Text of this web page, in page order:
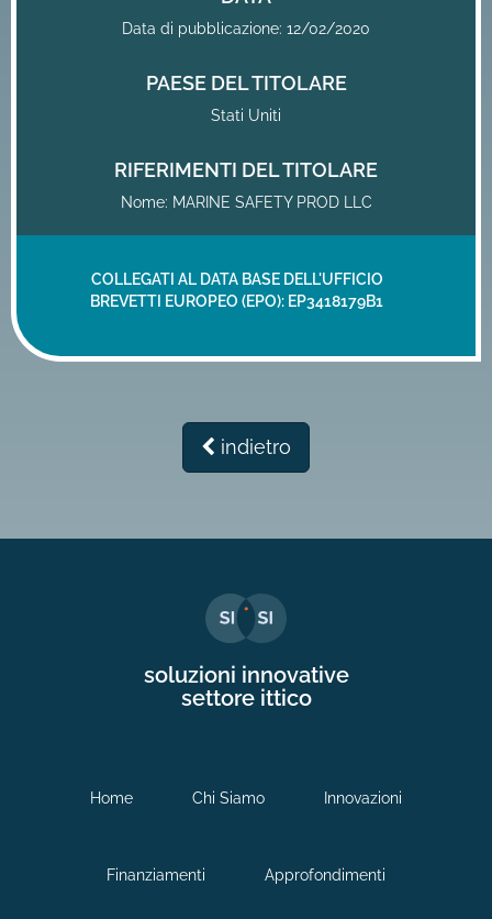
Data di pubblicazione: 12/02/2020
PAESE DEL TITOLARE
Stati Uniti
RIFERIMENTI DEL TITOLARE
Nome: MARINE SAFETY PROD LLC
COLLEGATI AL DATA BASE DELL'UFFICIO
BREVETTI EUROPEO (EPO): EP3418179B1
indietro
soluzioni innovative
settore ittico
Home Chi Siamo Innovazioni
Finanziamenti Approfondimenti